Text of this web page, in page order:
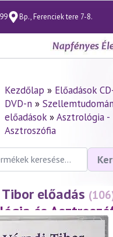
Bp., Ferenciek tere 7-8.
Kezdőlap » Előadások
DVD-n»
előadások»Asztrológia -
Asztroszófia
előadás
és